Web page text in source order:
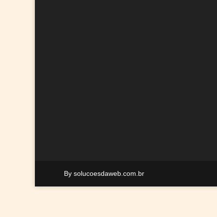
By solucoesdaweb.com.br